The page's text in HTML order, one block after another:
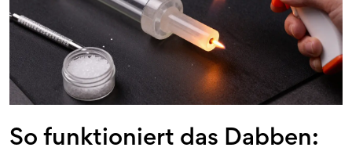
So funktioniert das Dabben: